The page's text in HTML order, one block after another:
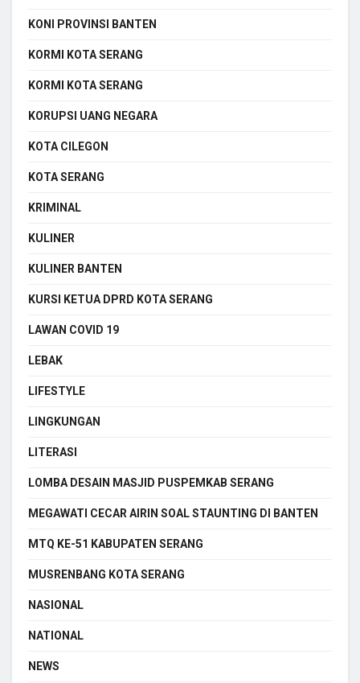
KONI PROVINSI BANTEN
KORMI KOTA SERANG
KORMI KOTA SERANG
KORUPSI UANG NEGARA
KOTA CILEGON
KOTA SERANG
KRIMINAL
KULINER
KULINER BANTEN
KURSI KETUA DPRD KOTA SERANG
LAWAN COVID 19
LEBAK
LIFESTYLE
LINGKUNGAN
LITERASI
LOMBA DESAIN MASJID PUSPEMKAB SERANG
MEGAWATI CECAR AIRIN SOAL STAUNTING DI BANTEN
MTQ KE-51 KABUPATEN SERANG
MUSRENBANG KOTA SERANG
NASIONAL
NATIONAL
NEWS